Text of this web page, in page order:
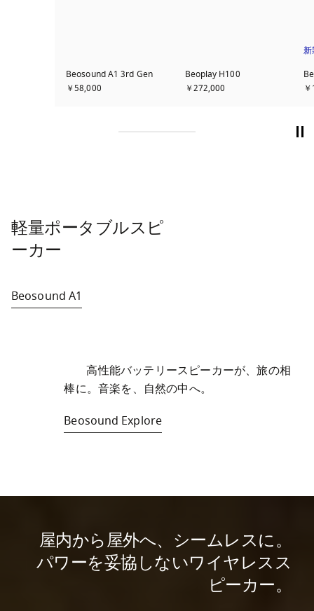
Beosound A1 3rd Gen
￥58,000
Beoplay H100
￥272,000
新
軽量ポータブルスピ
ーカー
Beosound A1
	高性能バッテリースピーカーが、旅の相
棒に。音楽を、自然の中へ。
Beosound Explore
屋内から屋外へ、シームレスに。
パワーを妥協しないワイヤレスス
ピーカー。